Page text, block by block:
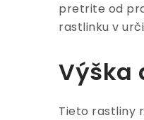
pretrite od
rastlinku v
Výška
Tieto rastliny